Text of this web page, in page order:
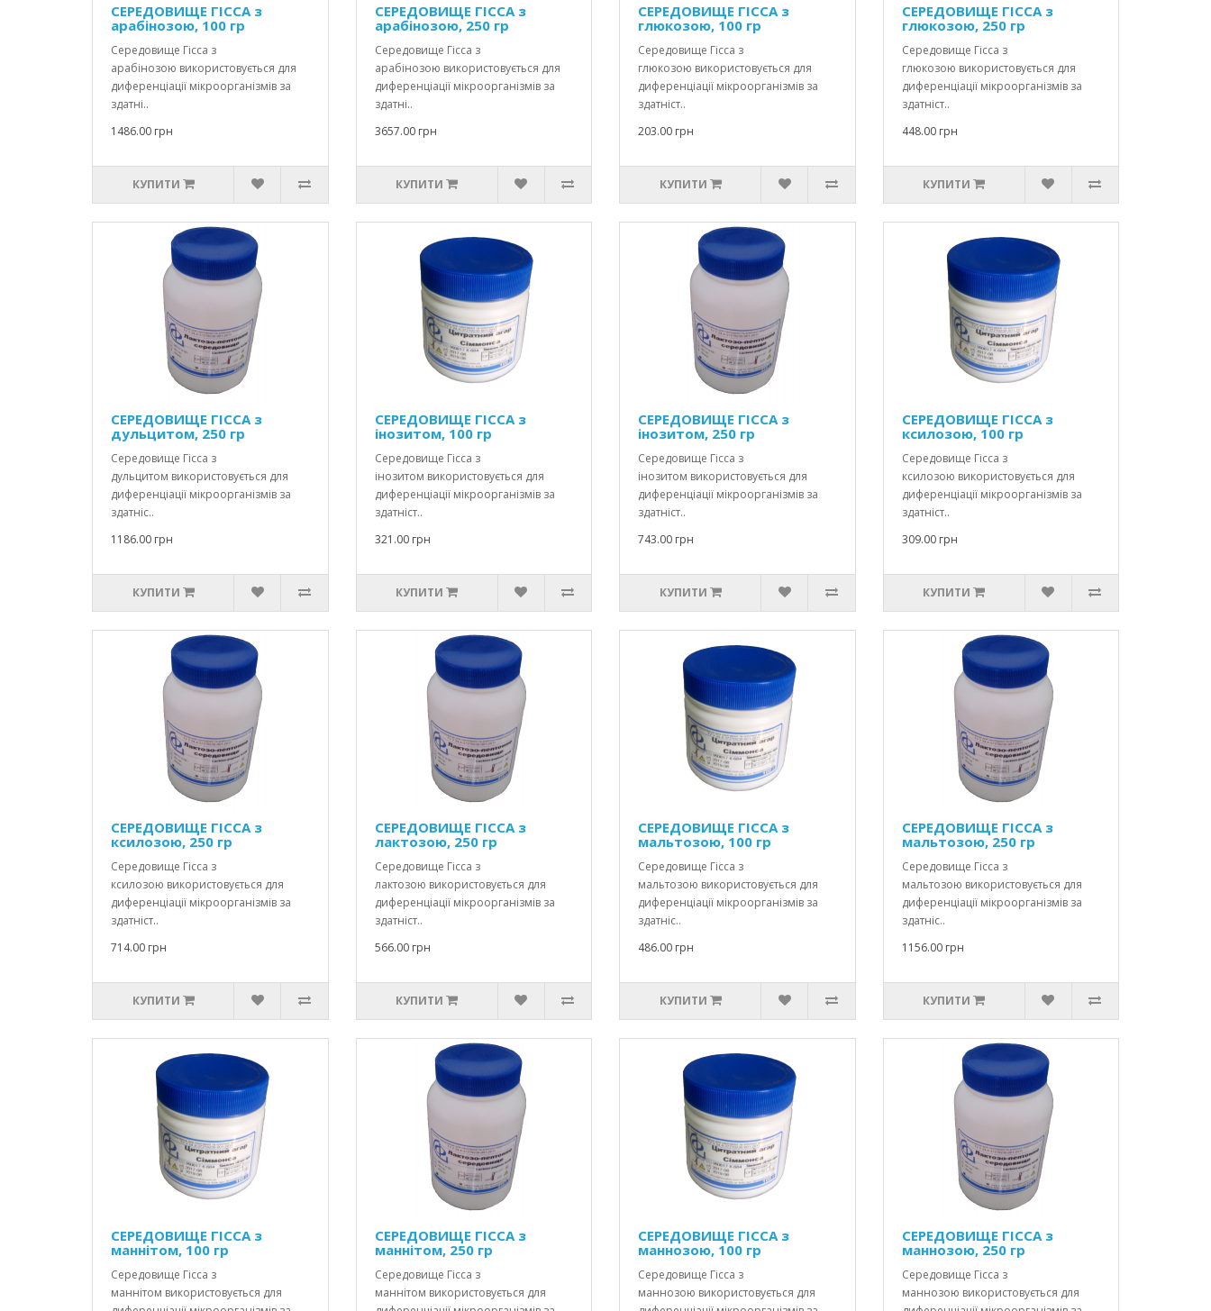
СЕРЕДОВИЩЕ ГІССА з
арабінозою, 100 гр
Середовище Гісса з
арабінозою використовується для
диференціації мікроорганізмів за
здатні..
1486.00 грн
КУПИТИ
СЕРЕДОВИЩЕ ГІССА з
арабінозою, 250 гр
Середовище Гісса з
арабінозою використовується для
диференціації мікроорганізмів за
здатні..
3657.00 грн
КУПИТИ
СЕРЕДОВИЩЕ ГІССА з
глюкозою, 100 гр
Середовище Гісса з
глюкозою використовується для
диференціації мікроорганізмів за
здатніст..
203.00 грн
КУПИТИ
СЕРЕДОВИЩЕ ГІССА з
глюкозою, 250 гр
Середовище Гісса з
глюкозою використовується для
диференціації мікроорганізмів за
здатніст..
448.00 грн
КУПИТИ
СЕРЕДОВИЩЕ ГІССА з
дульцитом, 250 гр
Середовище Гісса з
дульцитом використовується для
диференціації мікроорганізмів за
здатніс..
1186.00 грн
КУПИТИ
СЕРЕДОВИЩЕ ГІССА з
інозитом, 100 гр
Середовище Гісса з
інозитом використовується для
диференціації мікроорганізмів за
здатніст..
321.00 грн
КУПИТИ
СЕРЕДОВИЩЕ ГІССА з
інозитом, 250 гр
Середовище Гісса з
інозитом використовується для
диференціації мікроорганізмів за
здатніст..
743.00 грн
КУПИТИ
СЕРЕДОВИЩЕ ГІССА з
ксилозою, 100 гр
Середовище Гісса з
ксилозою використовується для
диференціації мікроорганізмів за
здатніст..
309.00 грн
КУПИТИ
СЕРЕДОВИЩЕ ГІССА з
ксилозою, 250 гр
Середовище Гісса з
ксилозою використовується для
диференціації мікроорганізмів за
здатніст..
714.00 грн
КУПИТИ
СЕРЕДОВИЩЕ ГІССА з
лактозою, 250 гр
Середовище Гісса з
лактозою використовується для
диференціації мікроорганізмів за
здатніст..
566.00 грн
КУПИТИ
СЕРЕДОВИЩЕ ГІССА з
мальтозою, 100 гр
Середовище Гісса з
мальтозою використовується для
диференціації мікроорганізмів за
здатніс..
486.00 грн
КУПИТИ
СЕРЕДОВИЩЕ ГІССА з
мальтозою, 250 гр
Середовище Гісса з
мальтозою використовується для
диференціації мікроорганізмів за
здатніс..
1156.00 грн
КУПИТИ
СЕРЕДОВИЩЕ ГІССА з
маннітом, 100 гр
Середовище Гісса з
маннітом використовується для
СЕРЕДОВИЩЕ ГІССА з
маннітом, 250 гр
Середовище Гісса з
маннітом використовується для
СЕРЕДОВИЩЕ ГІССА з
маннозою, 100 гр
Середовище Гісса з
маннозою використовується для
СЕРЕДОВИЩЕ ГІССА з
маннозою, 250 гр
Середовище Гісса з
маннозою використовується для